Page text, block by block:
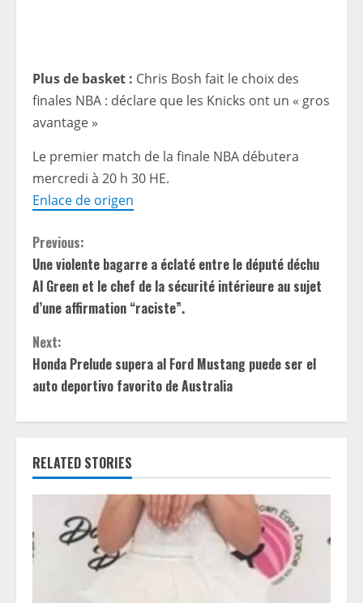
Plus de basket : Chris Bosh fait le choix des
finales NBA : déclare que les Knicks ont un « gros
avantage »
Le premier match de la finale NBA débutera
mercredi à 20 h 30 HE.
Enlace de origen
C
o
n
t
i
n
u
e
e
Previous:
Une violente bagarre a éclaté entre le député déchu
Al Green et le chef de la sécurité intérieure au sujet
d’une affirmation “raciste”.
Next:
Honda Prelude supera al Ford Mustang puede ser el
auto deportivo favorito de Australia
RELATED STORIES